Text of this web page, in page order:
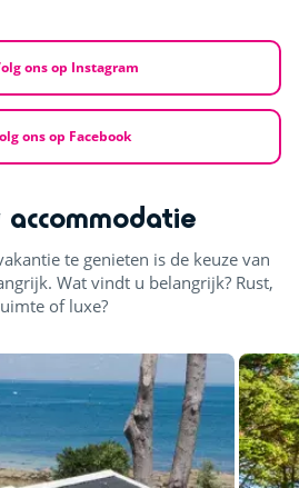
ons op Instagram
ons op Facebook
accommodatie
te genieten is de keuze van
Wat vindt u belangrijk? Rust,
of luxe?